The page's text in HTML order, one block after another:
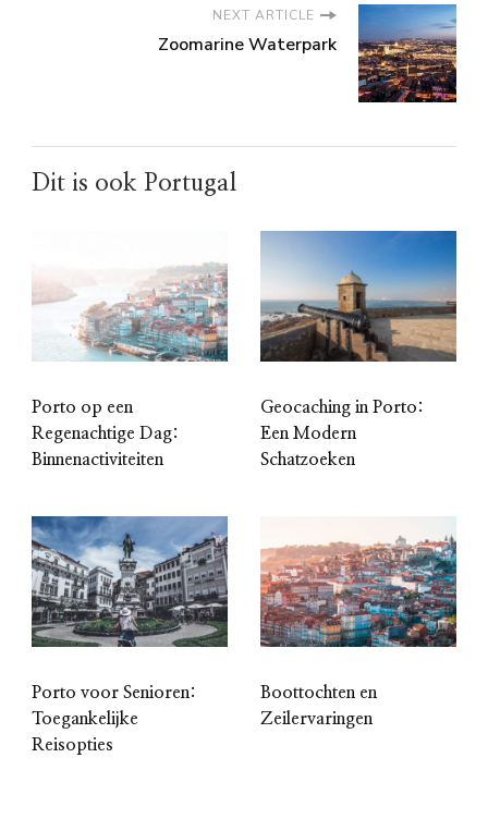
NEXT ARTICLE
Zoomarine Waterpark
Dit is ook Portugal
Porto op een
Regenachtige Dag:
Binnenactiviteiten
Geocaching in Porto:
Een Modern
Schatzoeken
Porto voor Senioren:
Toegankelijke
Reisopties
Boottochten en
Zeilervaringen